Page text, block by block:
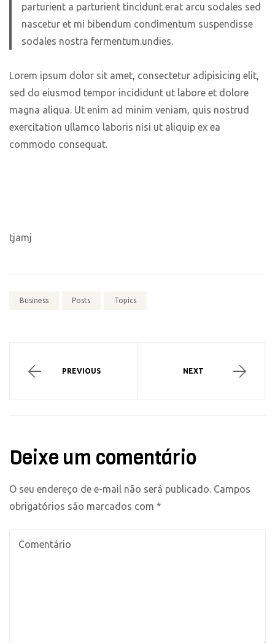
parturient a parturient tincidunt erat arcu sodales sed
nascetur et mi bibendum condimentum suspendisse
sodales nostra fermentum.undies.
Lorem ipsum dolor sit amet, consectetur adipisicing elit,
sed do eiusmod tempor incididunt ut labore et dolore
magna aliqua. Ut enim ad minim veniam, quis nostrud
exercitation ullamco laboris nisi ut aliquip ex ea
commodo consequat.
tjamj
Business Posts Topics
de
PREVIOUSFEIRA
NEXT
Deixe um comentário
O seu endereço de e-mail não será publicado. Campos
obrigatórios são marcados com *